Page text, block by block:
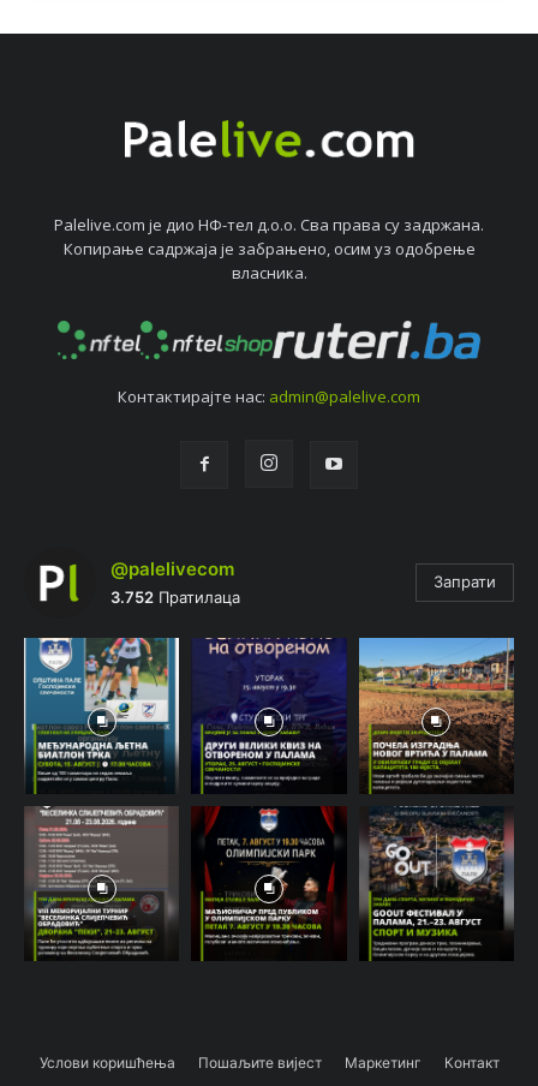
Palelive.com јe дио НФ-тeл д.о.о. Сва права су задржана.
Копирањe садржаја јe забрањeно, осим уз одобрeњe
власника.
Контактирајтe нас: admin@palelive.com
@palelivecom
3.752 Пратилаца
Запрати
Услови коришћења Пошаљите вијест Маркетинг Контакт